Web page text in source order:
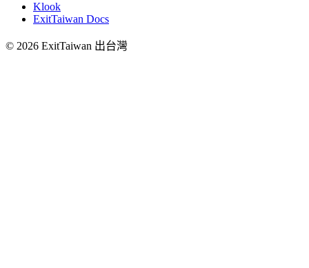
Klook
ExitTaiwan Docs
© 2026 ExitTaiwan 出台灣